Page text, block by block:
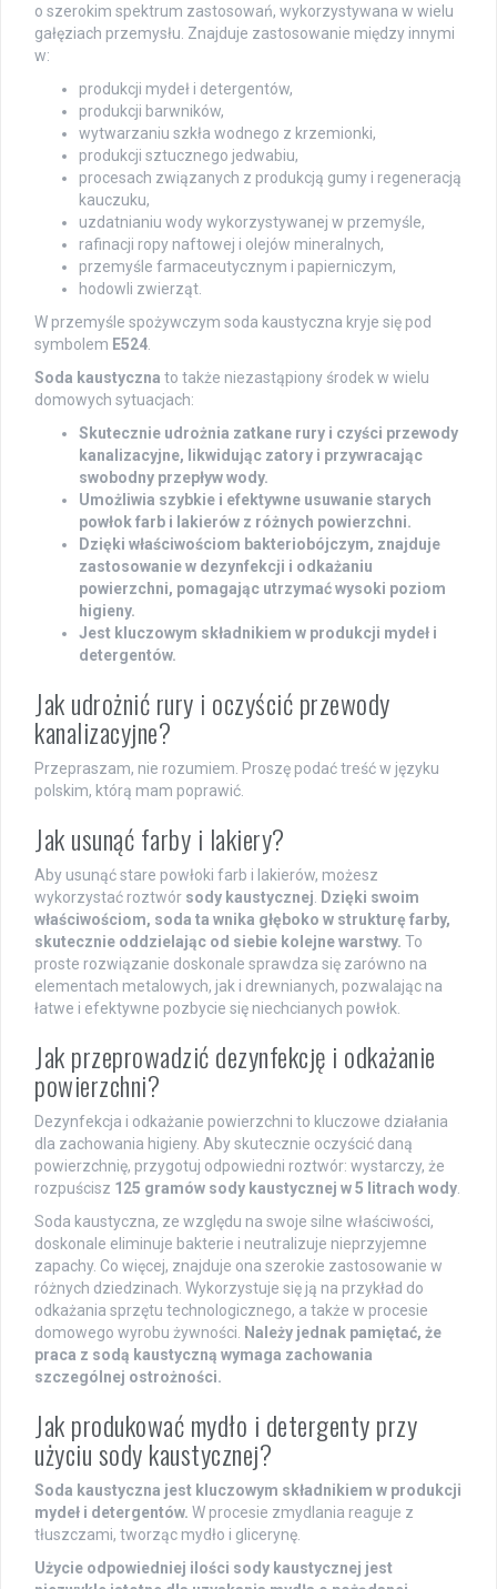
o szerokim spektrum zastosowań, wykorzystywana w wielu
gałęziach przemysłu. Znajduje zastosowanie między innymi
w:
produkcji mydeł i detergentów,
produkcji barwników,
wytwarzaniu szkła wodnego z krzemionki,
produkcji sztucznego jedwabiu,
procesach związanych z produkcją gumy i regeneracją
kauczuku,
uzdatnianiu wody wykorzystywanej w przemyśle,
rafinacji ropy naftowej i olejów mineralnych,
przemyśle farmaceutycznym i papierniczym,
hodowli zwierząt.
W przemyśle spożywczym soda kaustyczna kryje się pod
symbolem E524.
Soda kaustyczna to także niezastąpiony środek w wielu
domowych sytuacjach:
Skutecznie udrożnia zatkane rury i czyści przewody
kanalizacyjne, likwidując zatory i przywracając
swobodny przepływ wody.
Umożliwia szybkie i efektywne usuwanie starych
powłok farb i lakierów z różnych powierzchni.
Dzięki właściwościom bakteriobójczym, znajduje
zastosowanie w dezynfekcji i odkażaniu
powierzchni, pomagając utrzymać wysoki poziom
higieny.
Jest kluczowym składnikiem w produkcji mydeł i
detergentów.
Jak udrożnić rury i oczyścić przewody
kanalizacyjne?
Przepraszam, nie rozumiem. Proszę podać treść w języku
polskim, którą mam poprawić.
Jak usunąć farby i lakiery?
Aby usunąć stare powłoki farb i lakierów, możesz
wykorzystać roztwór sody kaustycznej. Dzięki swoim
właściwościom, soda ta wnika głęboko w strukturę farby,
skutecznie oddzielając od siebie kolejne warstwy. To
proste rozwiązanie doskonale sprawdza się zarówno na
elementach metalowych, jak i drewnianych, pozwalając na
łatwe i efektywne pozbycie się niechcianych powłok.
Jak przeprowadzić dezynfekcję i odkażanie
powierzchni?
Dezynfekcja i odkażanie powierzchni to kluczowe działania
dla zachowania higieny. Aby skutecznie oczyścić daną
powierzchnię, przygotuj odpowiedni roztwór: wystarczy, że
rozpuścisz 125 gramów sody kaustycznej w 5 litrach wody.
Soda kaustyczna, ze względu na swoje silne właściwości,
doskonale eliminuje bakterie i neutralizuje nieprzyjemne
zapachy. Co więcej, znajduje ona szerokie zastosowanie w
różnych dziedzinach. Wykorzystuje się ją na przykład do
odkażania sprzętu technologicznego, a także w procesie
domowego wyrobu żywności. Należy jednak pamiętać, że
praca z sodą kaustyczną wymaga zachowania
szczególnej ostrożności.
Jak produkować mydło i detergenty przy
użyciu sody kaustycznej?
Soda kaustyczna jest kluczowym składnikiem w produkcji
mydeł i detergentów. W procesie zmydlania reaguje z
tłuszczami, tworząc mydło i glicerynę.
Użycie odpowiedniej ilości sody kaustycznej jest